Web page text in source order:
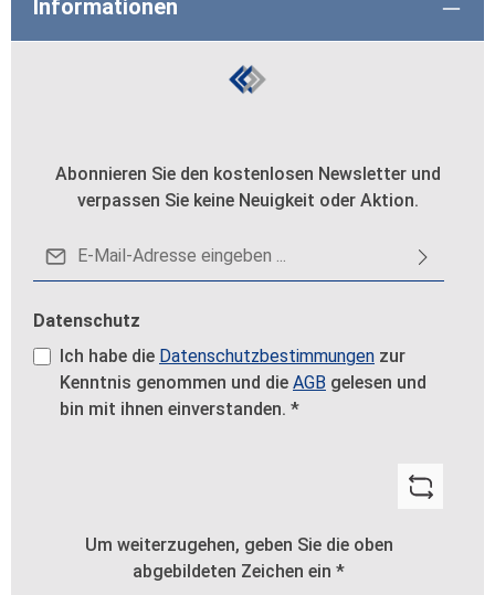
Informationen
Abonnieren Sie den kostenlosen Newsletter und
verpassen Sie keine Neuigkeit oder Aktion.
E-Mail-Adresse*
Datenschutz
Ich habe die Datenschutzbestimmungen zur
Kenntnis genommen und die AGB gelesen und
bin mit ihnen einverstanden. *
Um weiterzugehen, geben Sie die oben
abgebildeten Zeichen ein *